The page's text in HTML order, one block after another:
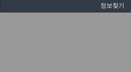
정보찾기